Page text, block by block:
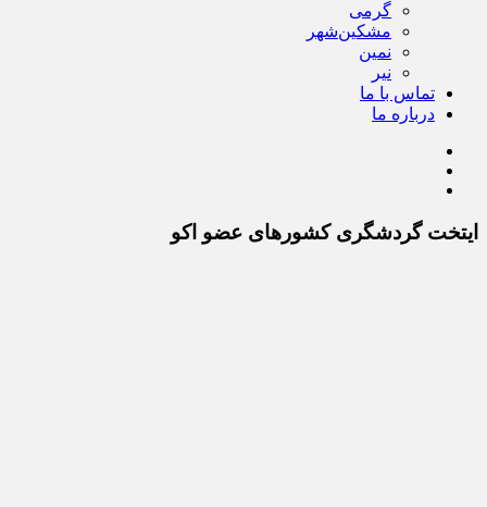
گرمی
مشکین‌شهر
نمین
نیر
تماس با ما
درباره ما
ایتخت گردشگری کشورهای عضو اکو